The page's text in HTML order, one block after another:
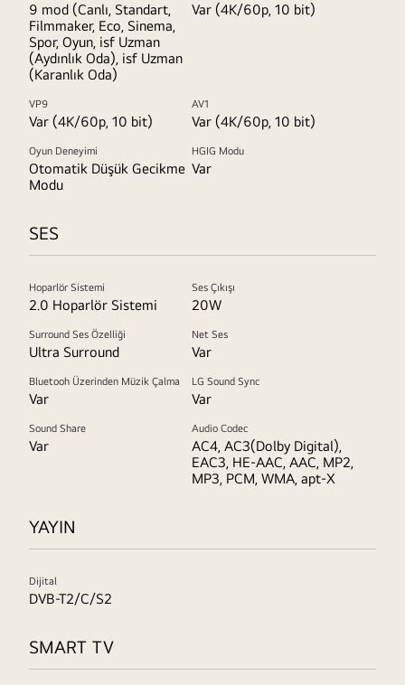
9 mod (Canlı, Standart,
Filmmaker, Eco, Sinema,
Spor, Oyun, isf Uzman
(Aydınlık Oda), isf Uzman
(Karanlık Oda)
Var (4K/60p, 10 bit)
VP9
Var (4K/60p, 10 bit)
AV1
Var (4K/60p, 10 bit)
Oyun Deneyimi
Otomatik Düşük Gecikme
Modu
HGIG Modu
Var
SES
Hoparlör Sistemi
2.0 Hoparlör Sistemi
Ses Çıkışı
20W
Surround Ses Özelliği
Ultra Surround
Net Ses
Var
Bluetooh Üzerinden Müzik Çalma
Var
LG Sound Sync
Var
Sound Share
Var
Audio Codec
AC4, AC3(Dolby Digital),
EAC3, HE-AAC, AAC, MP2,
MP3, PCM, WMA, apt-X
YAYIN
Dijital
DVB-T2/C/S2
SMART TV